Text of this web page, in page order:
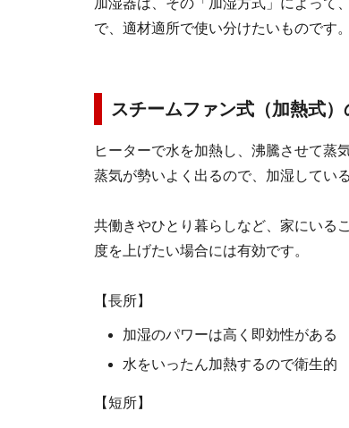
加湿器は、その「加湿方式」によって
で、適材適所で使い分けたいものです。
スチームファン式（加熱式
ヒーターで水を加熱し、沸騰させて蒸
蒸気が勢いよく出るので、加湿してい
共働きやひとり暮らしなど、家にいる
度を上げたい場合には有効です。
【長所】
加湿のパワーは高く即効性がある
水をいったん加熱するので衛生的
【短所】